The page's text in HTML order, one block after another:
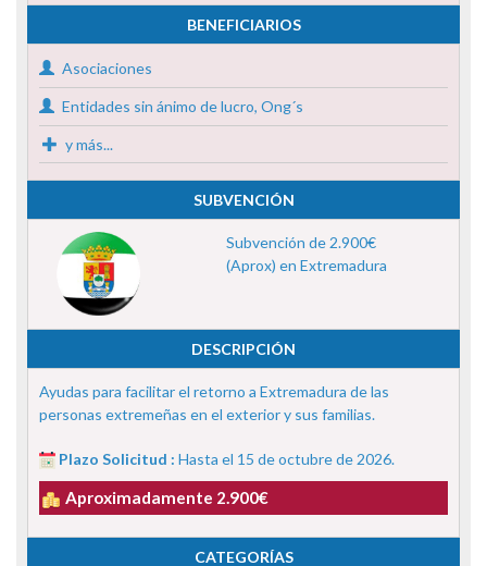
BENEFICIARIOS
Asociaciones
Entidades sin ánimo de lucro, Ong´s
y más...
SUBVENCIÓN
Subvención de 2.900€
(Aprox) en Extremadura
DESCRIPCIÓN
Ayudas para facilitar el retorno a Extremadura de las
personas extremeñas en el exterior y sus familias.
Plazo Solicitud : Hasta el 15 de octubre de 2026.
Aproximadamente 2.900€
CATEGORÍAS